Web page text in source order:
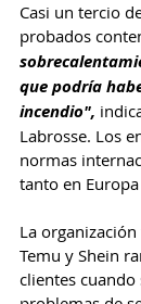
Casi un tercio
probados
que podría
incendio",
Labrosse. Los
normas
tanto en
La
Temu y Shein
clientes